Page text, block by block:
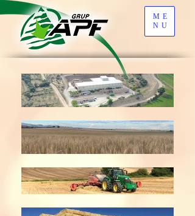
ME
NU